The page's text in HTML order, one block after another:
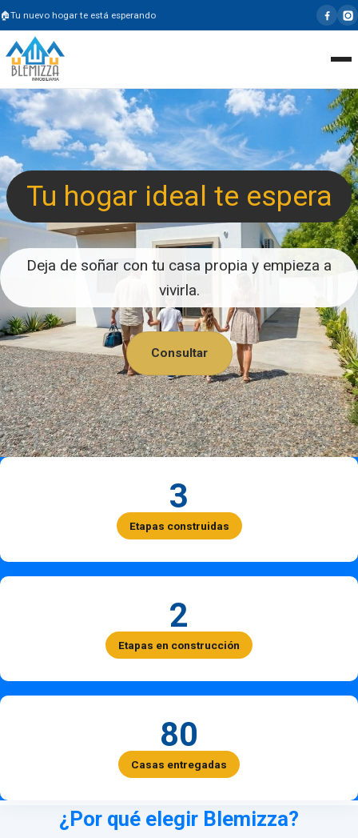
Tu nuevo hogar te está esperando
Tu hogar ideal te espera
Deja de soñar con tu casa propia y empieza a
vivirla.
Consultar
3
Etapas construidas
2
Etapas en construcción
80
Casas entregadas
¿Por qué elegir Blemizza?